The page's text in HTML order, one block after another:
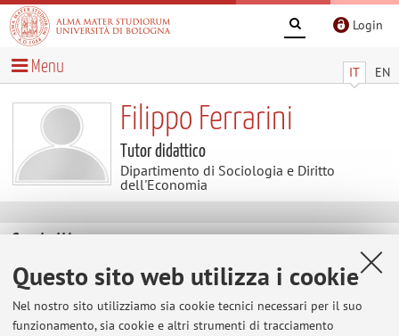
Questo sito web utilizza i cookie
Nel nostro sito utilizziamo sia cookie tecnici necessari per il suo
funzionamento, sia cookie e altri strumenti di tracciamento
Login
IT EN
Menu
Filippo Ferrarini
Tutor didattico
Dipartimento di Sociologia e Diritto
dell'Economia
Contatti
E-mail: filippo.ferrarini2@unibo.it